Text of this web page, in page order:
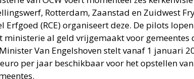
Rotterdam, Zaanstad en Zuidwest
Erfgoed (RCE) organiseert deze. De pilots
ministerie al geld vrijgemaakt voor gemeentes
Van Engelshoven stelt vanaf 1 januari
per jaar beschikbaar voor het opstellen